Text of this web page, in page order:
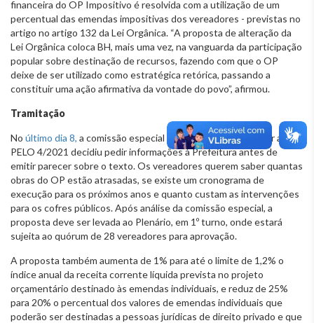
financeira do OP Impositivo é resolvida com a utilização de um
percentual das emendas impositivas dos vereadores - previstas no
artigo no artigo 132 da Lei Orgânica. “A proposta de alteração da
Lei Orgânica coloca BH, mais uma vez, na vanguarda da participação
popular sobre destinação de recursos, fazendo com que o OP
deixe de ser utilizado como estratégica retórica, passando a
constituir uma ação afirmativa da vontade do povo”, afirmou.
Tramitação
No último dia 8, a comissão especial constituída para apreciar a
PELO 4/2021 decidiu pedir informações à Prefeitura antes de
emitir parecer sobre o texto. Os vereadores querem saber quantas
obras do OP estão atrasadas, se existe um cronograma de
execução para os próximos anos e quanto custam as intervenções
para os cofres públicos. Após análise da comissão especial, a
proposta deve ser levada ao Plenário, em 1º turno, onde estará
sujeita ao quórum de 28 vereadores para aprovação.
A proposta também aumenta de 1% para até o limite de 1,2% o
índice anual da receita corrente líquida prevista no projeto
orçamentário destinado às emendas individuais, e reduz de 25%
para 20% o percentual dos valores de emendas individuais que
poderão ser destinadas a pessoas jurídicas de direito privado e que